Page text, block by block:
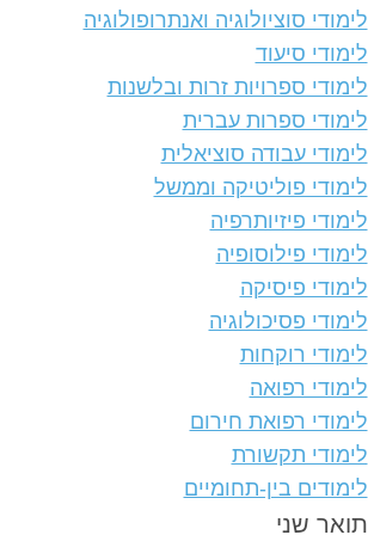
לימודי סוציולוגיה ואנתרופולוגיה
לימודי סיעוד
לימודי ספרויות זרות ובלשנות
לימודי ספרות עברית
לימודי עבודה סוציאלית
לימודי פוליטיקה וממשל
לימודי פיזיותרפיה
לימודי פילוסופיה
לימודי פיסיקה
לימודי פסיכולוגיה
לימודי רוקחות
לימודי רפואה
לימודי רפואת חירום
לימודי תקשורת
לימודים בין-תחומיים
תואר שני